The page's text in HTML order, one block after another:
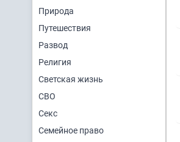
Природа
Путешествия
Развод
Религия
Светская жизнь
СВО
Секс
Семейное право